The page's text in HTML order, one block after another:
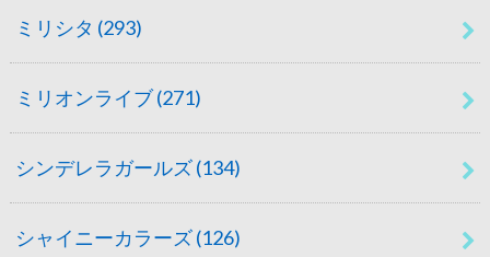
ミリシタ (293)
ミリオンライブ(271)
シンデレラガールズ(134)
シャイニーカラーズ(126)